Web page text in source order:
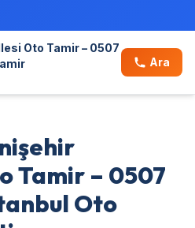
Oto Tamir – 0507
Ara
Tamir – 0507
Oto